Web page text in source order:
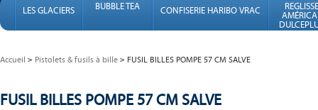
LES GLACIERS BUBBLE TEA CONFISERIE HARIBO VRAC
FINI
Accueil Pistolets & fusils à bille FUSIL BILLES POMPE 57 CM SALVE
FUSIL BILLES POMPE 57 CM SALVE